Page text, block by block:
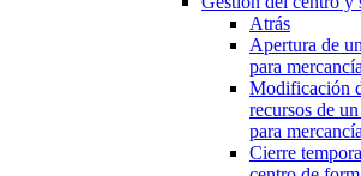
Atrás
Apertura de
para
Modificación
recursos de
para
Cierre